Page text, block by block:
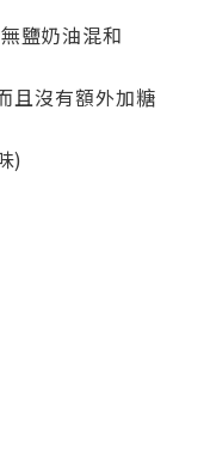
鹽奶油混和
且沒有額外加糖
)